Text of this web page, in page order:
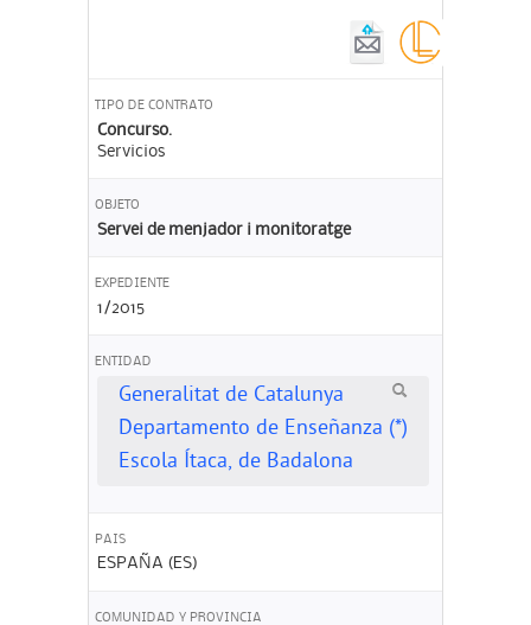
TIPO DE CONTRATO
Concurso.
Servicios
OBJETO
Servei de menjador i monitoratge
EXPEDIENTE
1/2015
ENTIDAD
Generalitat de Catalunya
Departamento de Enseñanza (*)
Escola Ítaca, de Badalona
PAIS
ESPAÑA (ES)
COMUNIDAD Y PROVINCIA